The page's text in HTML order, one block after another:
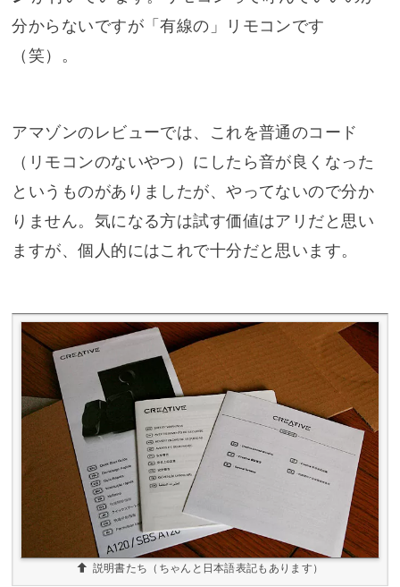
分からないですが「有線の」リモコンです
（笑）。
アマゾンのレビューでは、これを普通のコード
（リモコンのないやつ）にしたら音が良くなった
というものがありましたが、やってないので分か
りません。気になる方は試す価値はアリだと思い
ますが、個人的にはこれで十分だと思います。
説明書たち（ちゃんと日本語表記もあります）